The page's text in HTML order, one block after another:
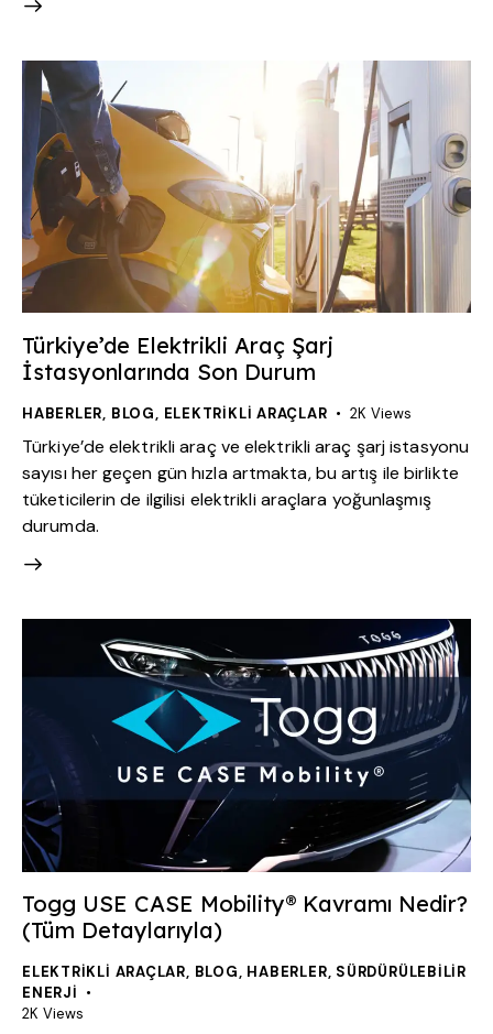
Türkiye’de Elektrikli Araç Şarj
İstasyonlarında Son Durum
HABERLER, BLOG, ELEKTRIKLI ARAÇLAR 2K Views
Türkiye’de elektrikli araç ve elektrikli araç şarj istasyonu
sayısı her geçen gün hızla artmakta, bu artış ile birlikte
tüketicilerin de ilgilisi elektrikli araçlara yoğunlaşmış
durumda.
Togg USE CASE Mobility® Kavramı Nedir?
(Tüm Detaylarıyla)
ELEKTRIKLI ARAÇLAR, BLOG, HABERLER, SÜRDÜRÜLEBILIR
ENERJI
2K Views